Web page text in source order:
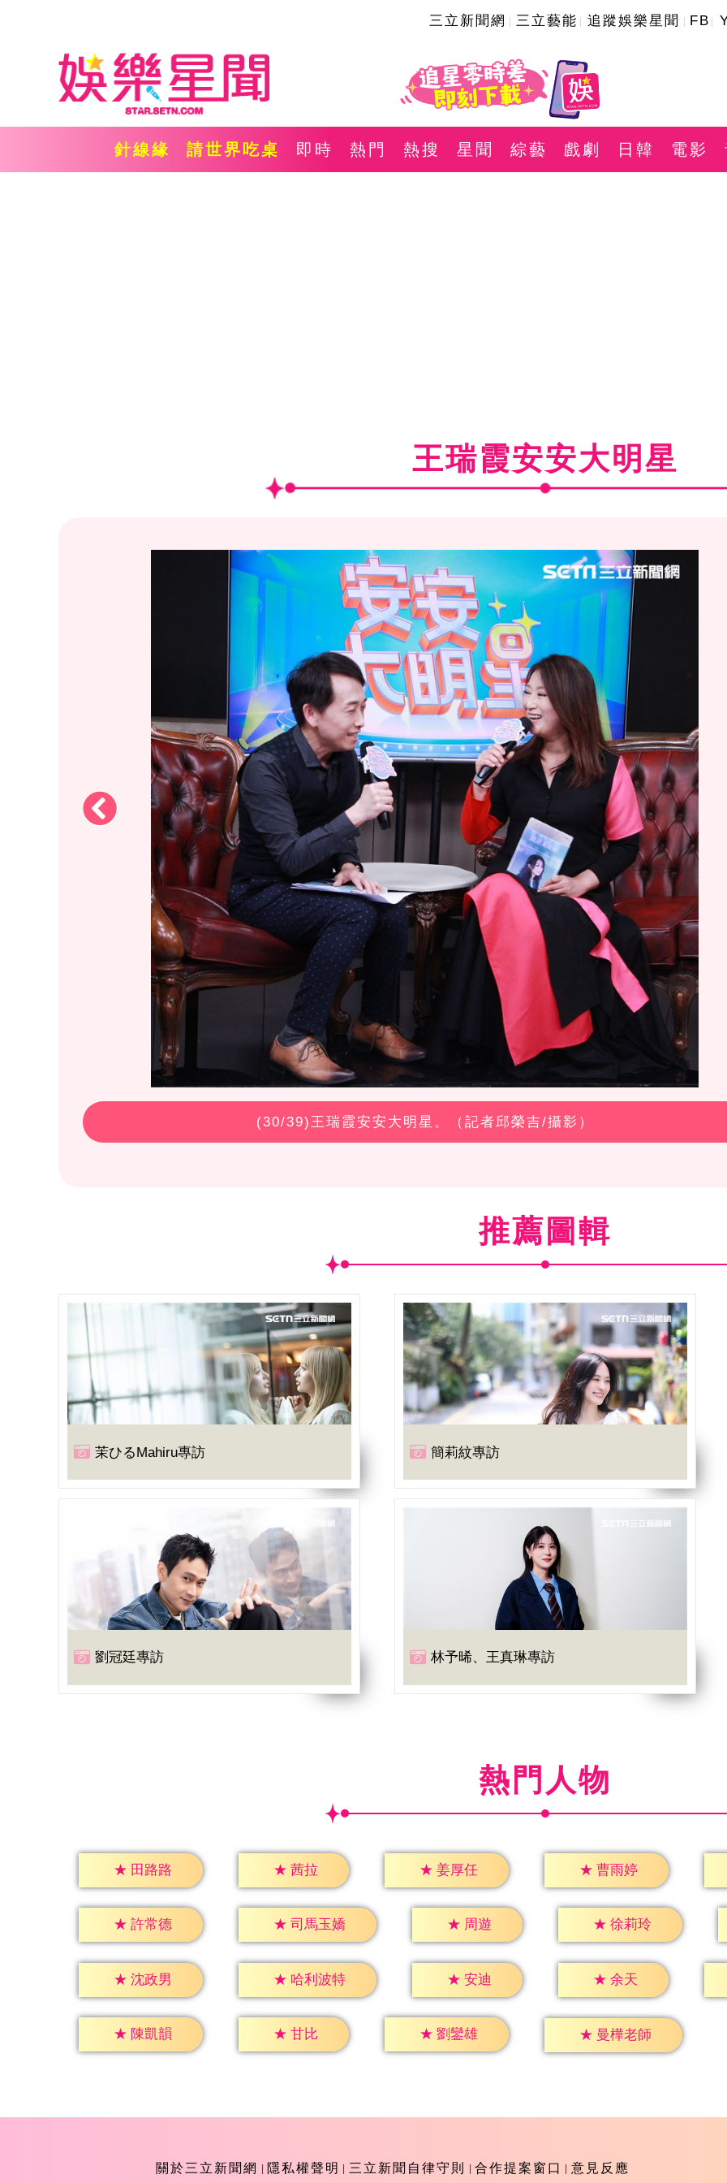
三立新聞網 三立藝能 追蹤娛樂星聞 FB
針線緣 請世界吃桌 即時 熱門 熱搜 星聞 綜藝 戲劇 日韓 電影
王瑞霞安安大明星
(30/39)王瑞霞安安大明星。（記者邱榮吉/攝影）
推薦圖輯
茉ひるMahiru專訪 簡莉紋專訪
劉冠廷專訪 林予晞、王真琳專訪
熱門人物
★ 田路路 ★ 茜拉 ★ 姜厚任 ★ 曹雨婷
★ 許常德 ★ 司馬玉嬌 ★ 周遊 ★ 徐莉玲
★ 沈政男 ★ 哈利波特 ★ 安迪 ★ 余天
★ 陳凱韻 ★ 甘比 ★ 劉鑾雄 ★ 曼樺老師
關於三立新聞網 隱私權聲明 三立新聞自律守則 合作提案窗口 意見反應